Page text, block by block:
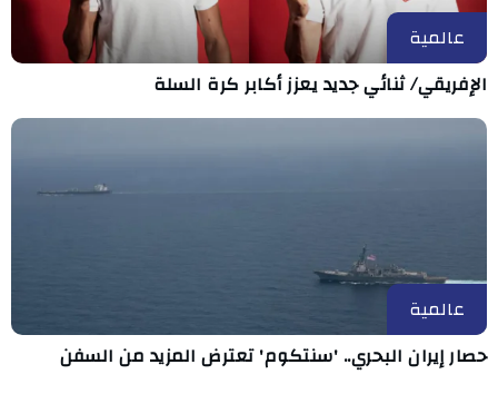
عالمية
الإفريقي/ ثنائي جديد يعزز أكابر كرة السلة
عالمية
حصار إيران البحري.. 'سنتكوم' تعترض المزيد من السفن